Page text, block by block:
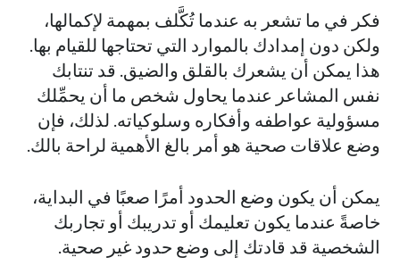
فكر في ما تشعر به عندما تُكَّلف بمهمة لإكمالها،
ولكن دون إمدادك بالموارد التي تحتاجها للقيام بها.
هذا يمكن أن يشعرك بالقلق والضيق. قد تنتابك
نفس المشاعر عندما يحاول شخص ما أن يحمِّلك
مسؤولية عواطفه وأفكاره وسلوكياته. لذلك، فإن
وضع علاقات صحية هو أمر بالغ الأهمية لراحة بالك.
يمكن أن يكون وضع الحدود أمرًا صعبًا في البداية،
خاصةً عندما يكون تعليمك أو تدريبك أو تجاربك
الشخصية قد قادتك إلى وضع حدود غير صحية.